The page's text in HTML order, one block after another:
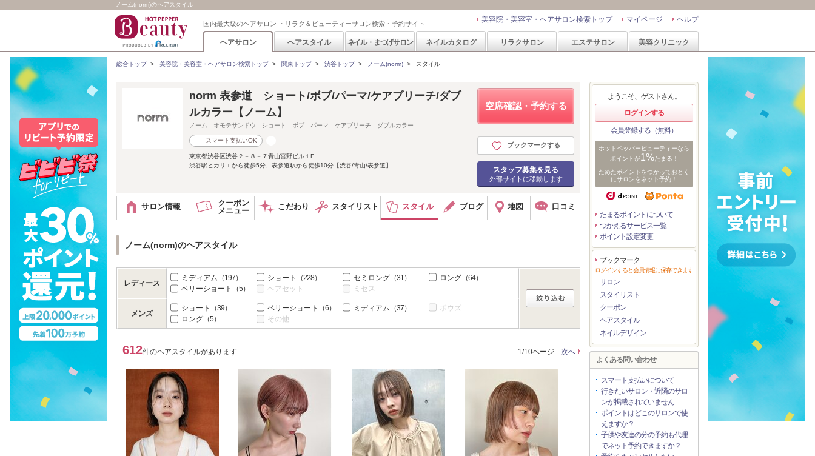
ノーム(norm)のヘアスタイル
国内最大級のヘアサロン ・リラク＆ビューティーサロン検索・予約サイト ヘルプ
マイページ
美容院・美容室・ヘアサロン検索トップ
ヘアサロン ヘアスタイル ネイル・まつげサロン ネイルカタログ リラクサロン エステサロン 美容クリニック
総合トップ> 美容院・美容室・ヘアサロン検索トップ> 関東トップ> 渋谷トップ> ノーム(norm) > スタイル
空席確認・予約する
ブックマークする
スタッフ募集を見る
外部サイトに移動します
norm 表参道 ショート/ボブ/パーマ/ケアブリーチ/ダブ
ルカラー【ノーム】
ノーム オモテサンドウ ショート ボブ パーマ ケアブリーチ ダブルカラー
スマート支払いOK
東京都渋谷区渋谷２－８－７青山宮野ビル１F
渋谷駅ヒカリエから徒歩5分、表参道駅から徒歩10分【渋谷/青山/表参道】
サロン情報
クーポン
メニュー
こだわり スタイリスト スタイル ブログ 地図 口コミ
ノーム(norm)のヘアスタイル
レディース
ミディアム （197） ショート （228） セミロング （31） ロング （64）
ベリーショート
（5） ヘアセット ミセス
メンズ
ショート （39） ベリーショート （6） ミディアム （37）
ボウズ
ロング （5） その他
612件のヘアスタイルがあります 1/10ページ 次へ
ようこそ、ゲストさん。
ログインする
会員登録する（無料）
ホットペッパービューティーなら
ポイントが1%たまる！
ためたポイントをつかっておとく
にサロンをネット予約！
たまるポイントについて
つかえるサービス一覧
ポイント設定変更
ブックマーク
ログインすると会員情報に保存できます
サロン
スタイリスト
クーポン
ヘアスタイル
ネイルデザイン
よくある問い合わせ
スマート支払いについて
行きたいサロン・近隣のサロ
ンが掲載されていません
ポイントはどこのサロンで使
えますか？
子供や友達の分の予約も代理
でネット予約できますか？